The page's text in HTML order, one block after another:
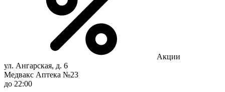
Акции
ул. Ангарская, д. 6
Медвакс Аптека №23
до 22:00